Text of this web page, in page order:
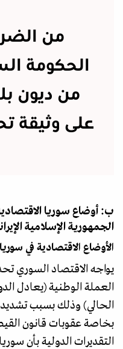
من
الحكومة
من ديون
على وثيقة
ب: أوضاع سوريا
الجمهورية الإسلامية
الأوضاع الاقتصادية في
يواجه الاقتصاد السوري
الحالي) وذلك بسبب تشديد